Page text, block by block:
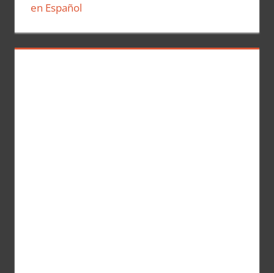
en Español